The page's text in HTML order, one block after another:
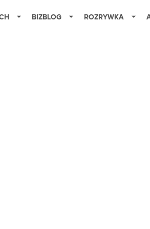
BIZBLOG ROZRYWKA